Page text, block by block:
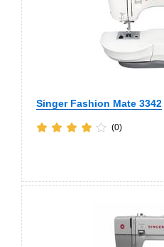
Singer Fashion Mate 3342
(0)